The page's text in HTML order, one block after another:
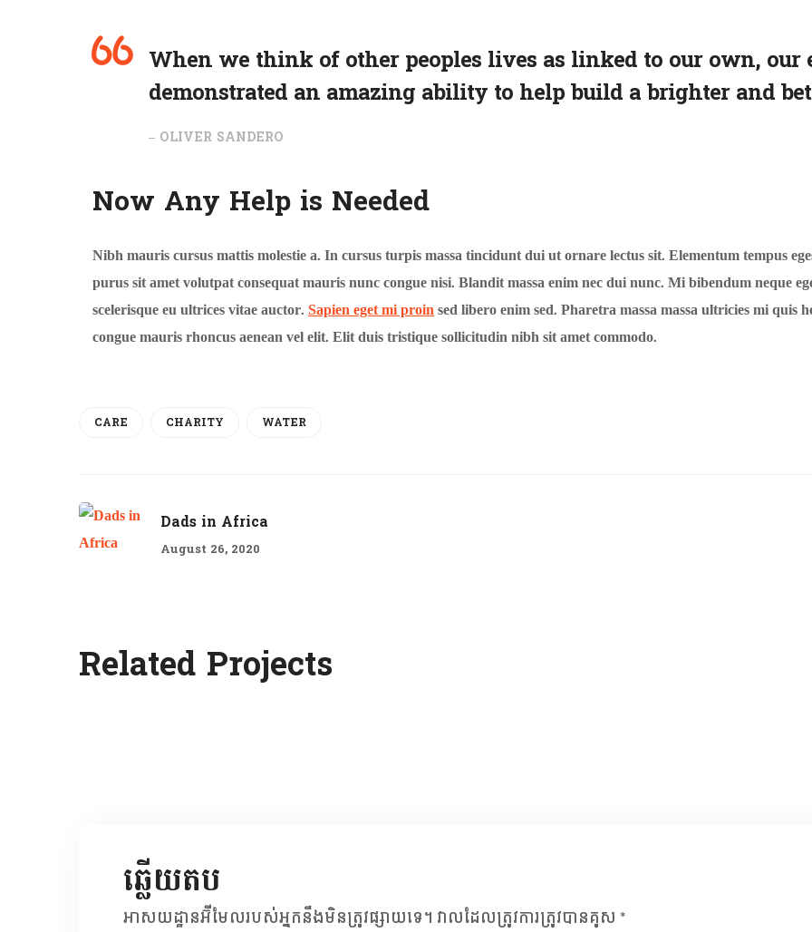
When we think of other peoples lives as linked to our own, our
demonstrated an amazing ability to help build a brighter and
– OLIVER SANDERO
Now Any Help is Needed
Nibh mauris cursus mattis molestie a. In cursus turpis massa tincidunt dui ut ornare lectus sit. Elementum tempus
purus sit amet volutpat consequat mauris nunc congue nisi. Blandit massa enim nec dui nunc. Mi bibendum neque
scelerisque eu ultrices vitae auctor.Sapien eget mi proinsed libero enim sed. Pharetra massa massa ultricies mi
congue mauris rhoncus aenean vel elit. Elit duis tristique sollicitudin nibh sit amet commodo.
CARE CHARITY WATER
Dads in Africa
August 26, 2020
Related Projects
Little Help
#CHARITY
ឆ្លើយ​តប
អាសយដ្ឋាន​អ៊ីមែល​របស់​អ្នក​នឹង​មិន​ត្រូវ​ផ្សាយ​ទេ។ វាល​ដែល​ត្រូវ​ការ​ត្រូវ​បាន​គូស *